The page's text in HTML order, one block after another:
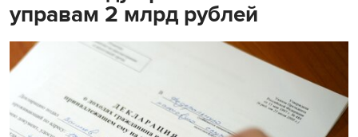
управам 2 млрд рублей